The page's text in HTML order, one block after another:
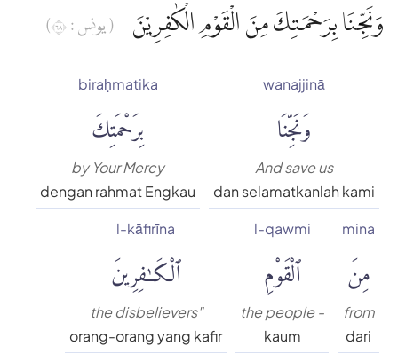
وَنَجِّنَا بِرَحْمَتِكَ مِنَ الْقَوْمِ الْكٰفِرِيْنَ ( يونس : ٨٦)
wanajjinā
وَنَجِّنَا
And save us
dan selamatkanlah kami
biraḥmatika
بِرَحْمَتِكَ
by Your Mercy
dengan rahmat Engkau
mina
مِنَ
from
dari
l-qawmi
ٱلْقَوْمِ
the people -
kaum
l-kāfirīna
ٱلْكَٰفِرِينَ
the disbelievers"
orang-orang yang kafir